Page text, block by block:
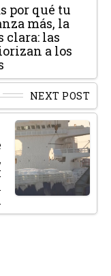
por qué tu
más, la
clara: las
a los
NEXT POST